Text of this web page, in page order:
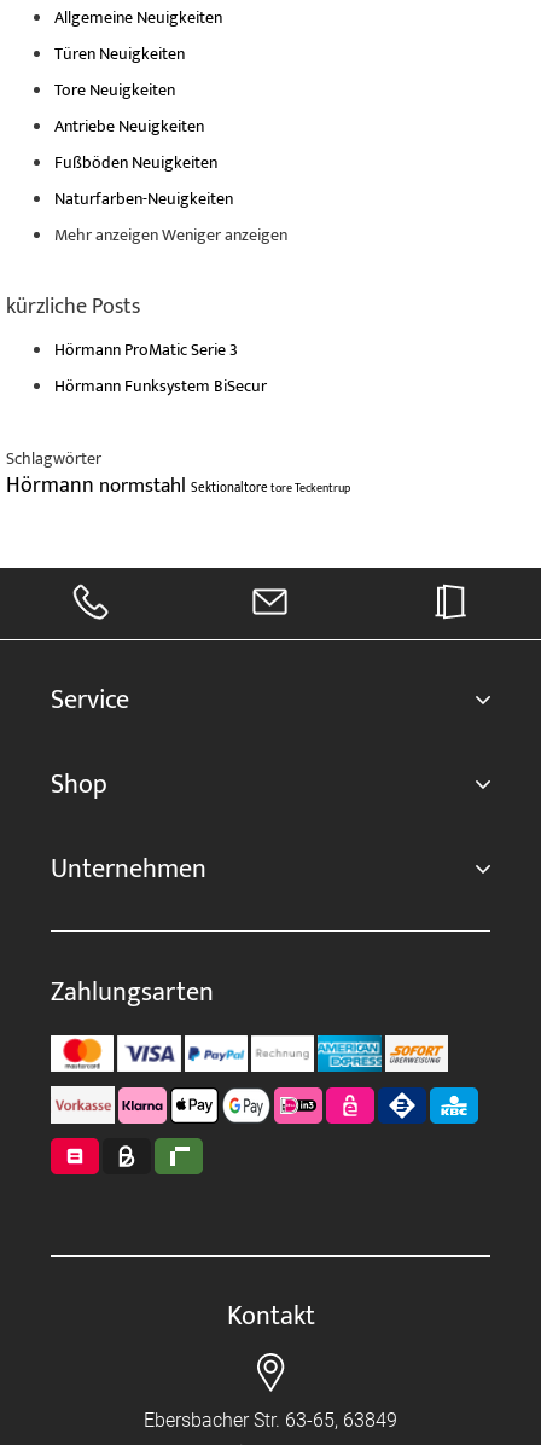
Allgemeine Neuigkeiten
Türen Neuigkeiten
Tore Neuigkeiten
Antriebe Neuigkeiten
Fußböden Neuigkeiten
Naturfarben-Neuigkeiten
Mehr anzeigenWeniger anzeigen
kürzliche Posts
Hörmann ProMatic Serie 3
Hörmann Funksystem BiSecur
Schlagwörter
Hörmann normstahl SektionaltoretoreTeckentrup
Service
Shop
Unternehmen
Zahlungsarten
Kontakt
Ebersbacher Str. 63-65, 63849